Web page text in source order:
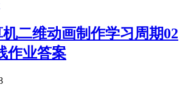
二维动画制作学习周期02
作业答案